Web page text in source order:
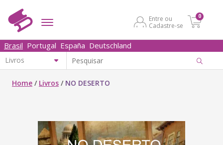
Entre ou
Cadastre-se
0
Brasil Portugal España Deutschland
Home / Livros / NO DESERTO